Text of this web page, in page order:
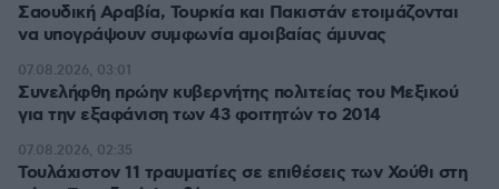
Σαουδική Αραβία, Τουρκία και Πακιστάν ετοιμάζονται
να υπογράψουν συμφωνία αμοιβαίας άμυνας
Συνελήφθη πρώην κυβερνήτης πολιτείας του Μεξικού
για την εξαφάνιση των 43 φοιτητών το 2014
07.08.2026, 03:01
Τουλάχιστον 11 τραυματίες σε επιθέσεις των Χούθι στη
07.08.2026, 02:35